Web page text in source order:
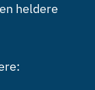
heldere